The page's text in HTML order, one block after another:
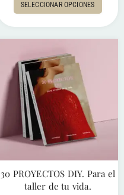
SELECCIONAR OPCIONES
30 PROYECTOS DIY. Para el
taller de tu vida.